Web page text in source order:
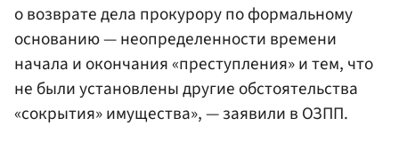
о возврате дела прокурору по формальному
основанию — неопределенности времени
начала и окончания «преступления» и тем, что
не были установлены другие обстоятельства
«сокрытия» имущества», — заявили в ОЗПП.